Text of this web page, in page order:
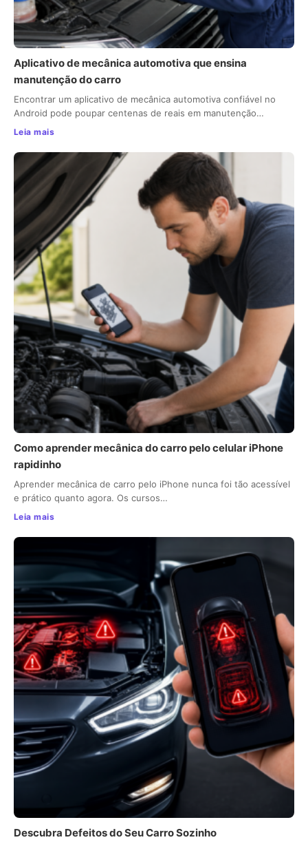
Aplicativo de mecânica automotiva que ensina
manutenção do carro
Encontrar um aplicativo de mecânica automotiva confiável no
Android pode poupar centenas de reais em manutenção…
Leia mais
Como aprender mecânica do carro pelo celular iPhone
rapidinho
Aprender mecânica de carro pelo iPhone nunca foi tão acessível
e prático quanto agora. Os cursos…
Leia mais
Descubra Defeitos do Seu Carro Sozinho